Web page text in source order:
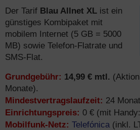
Der Tarif Blau Allnet XL ist ein
günstiges Kombipaket mit
mobilem Internet (5 GB = 5000
MB) sowie Telefon-Flatrate und
SMS-Flat.
Grundgebühr: 14,99 € mtl.
Monate).
Mindestvertragslaufzeit: 24
Einrichtungspreis: 0 € (mit
Mobilfunk-Netz: Telefónica(inkl.